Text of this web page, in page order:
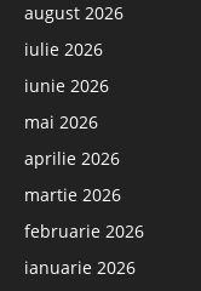
august 2026
iulie 2026
iunie 2026
mai 2026
aprilie 2026
martie 2026
februarie 2026
ianuarie 2026